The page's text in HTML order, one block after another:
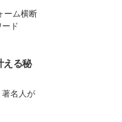
ーム横断
ド
える秘
名人が